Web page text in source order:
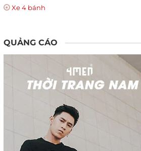
Xe 4 bánh
QUẢNG CÁO